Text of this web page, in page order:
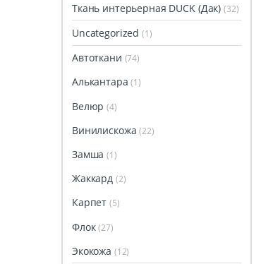
Ткань интерьерная DUCK (Дак) (32)
Uncategorized(1)
Автоткани (74)
Алькантара(1)
Велюр(4)
Винилискожа(22)
Замша(1)
Жаккард (2)
Карпет(5)
Флок(27)
Экокожа (12)